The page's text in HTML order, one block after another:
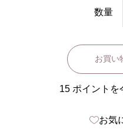
数量
お買い
15 ポイントを
お気